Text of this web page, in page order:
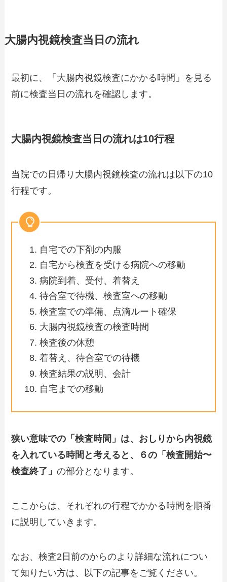
大腸内視鏡検査当日の流れ
最初に、「大腸内視鏡検査にかかる時間」を見る
前に検査当日の流れを確認します。
大腸内視鏡検査当日の流れは10行程
当院での日帰り大腸内視鏡検査の流れは以下の10
行程です。
自宅での下剤の内服
自宅から検査を受ける病院への移動
病院到着、受付、着替え
待合室で待機、検査室への移動
検査室での準備、点滴ルート確保
大腸内視鏡検査の検査時間
検査後の休憩
着替え、待合室での待機
検査結果の説明、会計
自宅までの移動
狭い意味での「検査時間」は、おしりから内視鏡
を入れている時間と考えると、６の「検査開始〜
検査終了」の部分となります。
ここからは、それぞれの行程でかかる時間を順番
に説明していきます。
なお、検査2日前のからのより詳細な流れについ
て知りたい方は、以下の記事をご覧ください。